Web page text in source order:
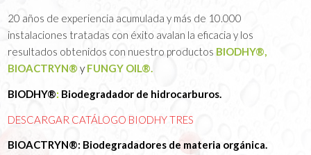
20 años de experiencia acumulada y más de 10.000
instalaciones tratadas con éxito avalan la eficacia y los
resultados obtenidos con nuestro productos BIODHY®,
BIOACTRYN®y FUNGY OIL®.
BIODHY®: Biodegradador de hidrocarburos.
DESCARGAR CATÁLOGO BIODHY TRES
BIOACTRYN®: Biodegradadores de materia orgánica.